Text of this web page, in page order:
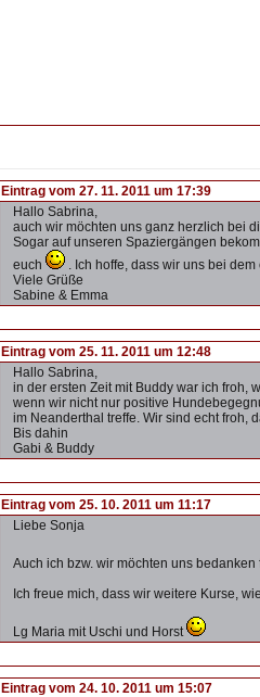
Eintrag vom 27. 11. 2011 um 17:39
Hallo Sabrina,
auch wir möchten uns ganz herzlich bei
Sogar auf unseren Spaziergängen
euch
. Ich hoffe, dass wir uns bei
Viele Grüße
Sabine & Emma
Eintrag vom 25. 11. 2011 um 12:48
Hallo Sabrina,
in der ersten Zeit mit Buddy war ich froh,
wenn wir nicht nur positive
im Neanderthal treffe. Wir sind echt froh,
Bis dahin
Gabi & Buddy
Eintrag vom 25. 10. 2011 um 11:17
Liebe Sonja
Auch ich bzw. wir möchten uns
Ich freue mich, dass wir weitere Kurse,
Lg Maria mit Uschi und Horst
Eintrag vom 24. 10. 2011 um 15:07